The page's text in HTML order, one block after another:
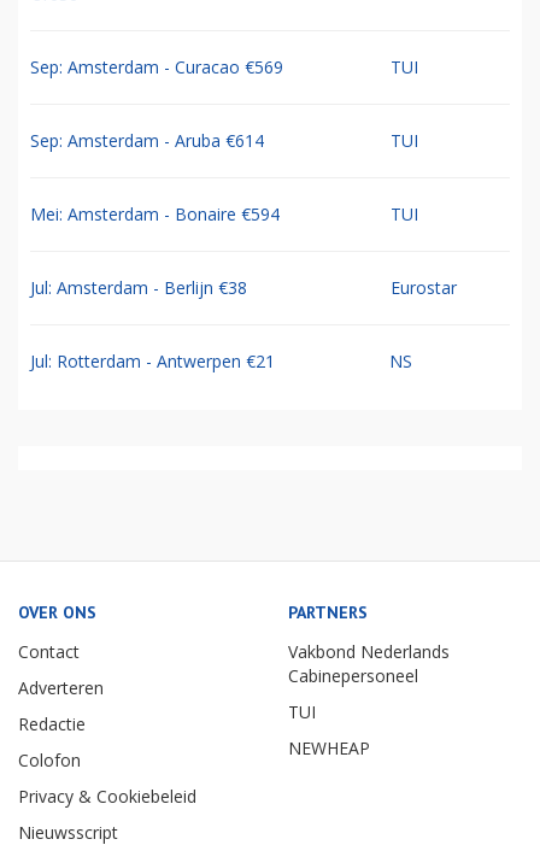
Sep: Amsterdam - Curacao €569 TUI
Sep: Amsterdam - Aruba €614 TUI
Mei: Amsterdam - Bonaire €594 TUI
Jul: Amsterdam - Berlijn €38 Eurostar
Jul: Rotterdam - Antwerpen €21 NS
OVER ONS
Contact
Adverteren
Redactie
Colofon
Privacy & Cookiebeleid
Nieuwsscript
PARTNERS
Vakbond Nederlands
Cabinepersoneel
TUI
NEWHEAP